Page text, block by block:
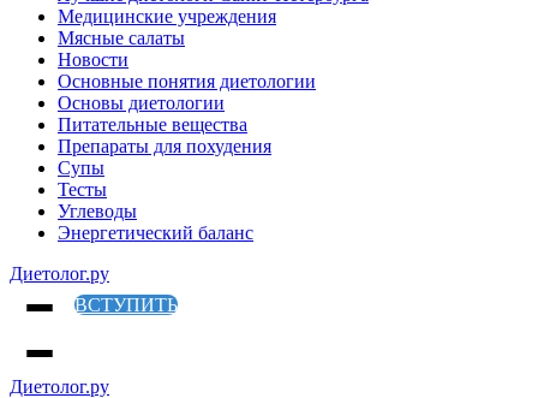
Медицинские учреждения
Мясные салаты
Новости
Основные понятия диетологии
Основы диетологии
Питательные вещества
Препараты для похудения
Супы
Тесты
Углеводы
Энергетический баланс
Диетолог.ру
ВСТУПИТЬ
Диетолог.ру